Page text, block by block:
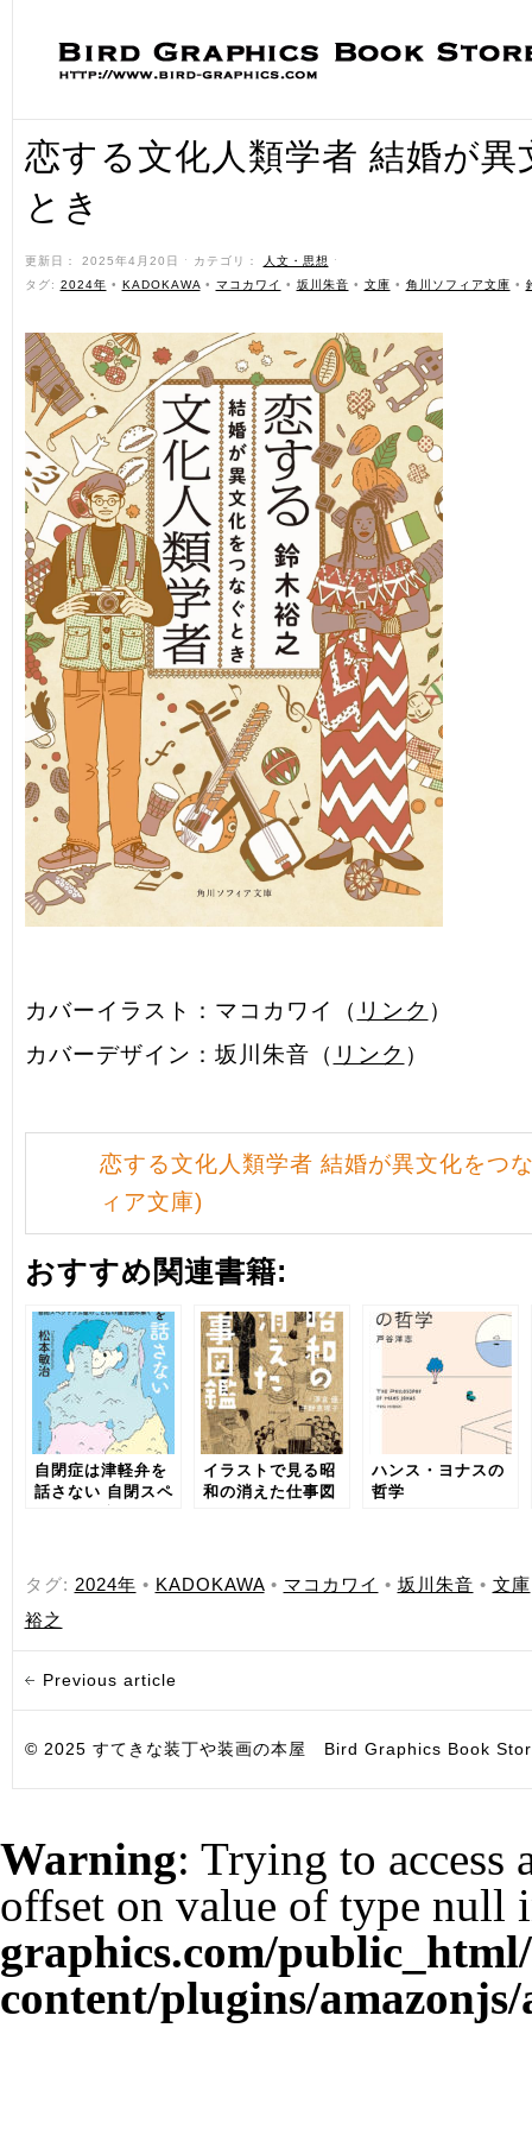
恋する文化人類学者 結婚が異
とき
更新日： 2025年4月20日 ˑ カテゴリ： 人文・思想
ˑ
タグ: 2024年 • KADOKAWA • マコカワイ • 坂川朱音 • 文庫 • 角川ソフィア文庫 •
カバーイラスト：マコカワイ（ リンク ）
カバーデザイン：坂川朱音（ リンク ）
恋する文化人類学者 結婚が異文化をつ
ィア文庫)
おすすめ関連書籍:
自閉症は津軽弁を
話さない 自閉スペ
イラストで見る昭
和の消えた仕事図
ハンス・ヨナスの
哲学
タグ: 2024年 • KADOKAWA• マコカワイ • 坂川朱音 • 文庫
裕之
Previous article
© 2025 すてきな装丁や装画の本屋 Bird Graphics Book
Warning: Trying to access
offset on value of type null
graphics.com/
content/plugins/